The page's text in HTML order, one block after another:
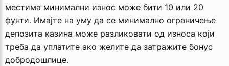
местима минимални износ може бити 10 или 20
фунти. Имајте на уму да се минимално ограничење
депозита казина може разликовати од износа који
треба да уплатите ако желите да затражите бонус
добродошлице.